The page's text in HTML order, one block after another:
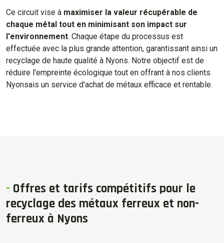
Ce circuit vise à maximiser la valeur récupérable de
chaque métal tout en minimisant son impact sur
l'environnement. Chaque étape du processus est
effectuée avec la plus grande attention, garantissant ainsi un
recyclage de haute qualité à Nyons. Notre objectif est de
réduire l'empreinte écologique tout en offrant à nos clients
Nyonsais un service d'achat de métaux efficace et rentable.
- Offres et tarifs compétitifs pour le
recyclage des métaux ferreux et non-
ferreux à Nyons